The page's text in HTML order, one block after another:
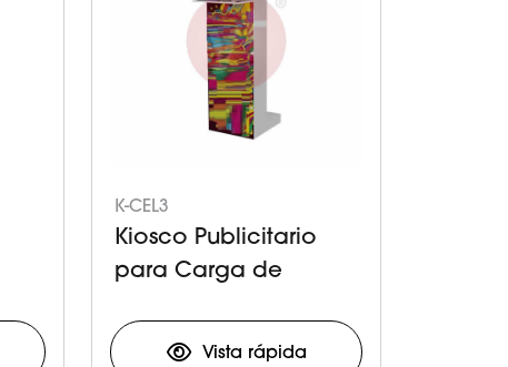
K-CEL3
Kiosco Publicitario
para Carga de
Vista rápida